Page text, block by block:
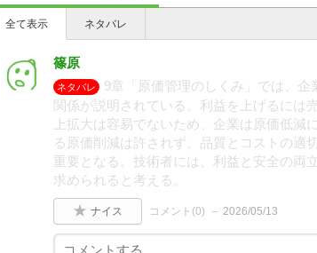
全て表示 ネタバレ
篠原
ネタバレ
9章「原価管理のしくみ」では、
関係が説明されている。利益を上げるには
上拡大は容易でないため、企業は原価低減
る原価削減は許されず、品質とコストの適
重要となる。技術者には、利益と安全の両
求められると考える。
ナイス コメント(0) 2026/05/13